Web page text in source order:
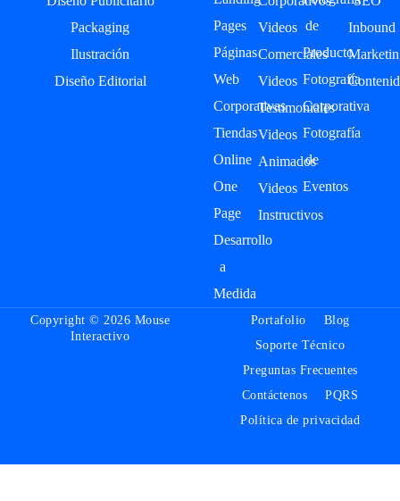
Packaging
Ilustración
Diseño Editorial
Pages
Páginas
Web
Corporativas
Tiendas
Online
One
Page
Desarrollo
a
Medida
Videos
Comerciales
Videos
Testimoniales
Videos
Animados
Videos
Instructivos
de
Producto
Fotografía
Corporativa
Fotografía
de
Eventos
Inbound
Copyright © 2026 Mouse
Interactivo
Portafolio
Blog
Soporte Técnico
Preguntas Frecuentes
Contáctenos
PQRS
Política de privacidad